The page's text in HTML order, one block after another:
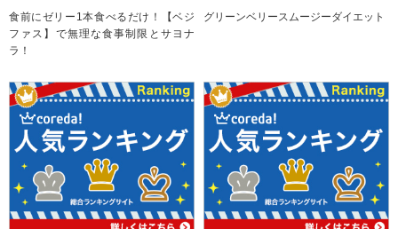
食前にゼリー1本食べるだけ！【ベジ
ファス】で無理な食事制限とサヨナ
ラ！
グリーンベリースムージーダイエット